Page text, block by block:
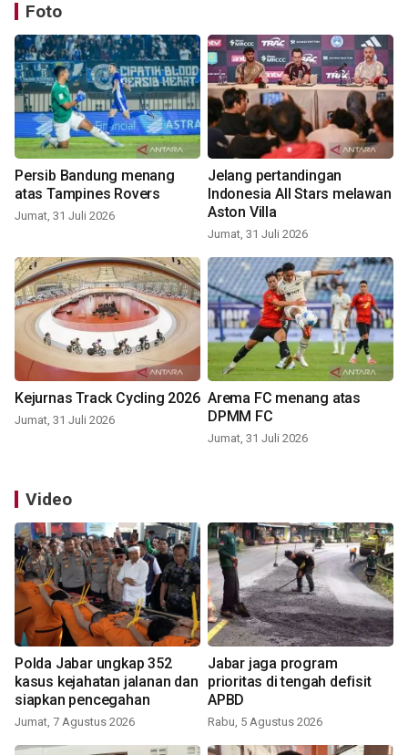
Foto
Persib Bandung menang
atas Tampines Rovers
Jumat, 31 Juli 2026
Jelang pertandingan
Indonesia All Stars melawan
Aston Villa
Jumat, 31 Juli 2026
Kejurnas Track Cycling 2026
Jumat, 31 Juli 2026
Arema FC menang atas
DPMM FC
Jumat, 31 Juli 2026
Video
Polda Jabar ungkap 352
kasus kejahatan jalanan dan
siapkan pencegahan
Jumat, 7 Agustus 2026
Jabar jaga program
prioritas di tengah defisit
APBD
Rabu, 5 Agustus 2026